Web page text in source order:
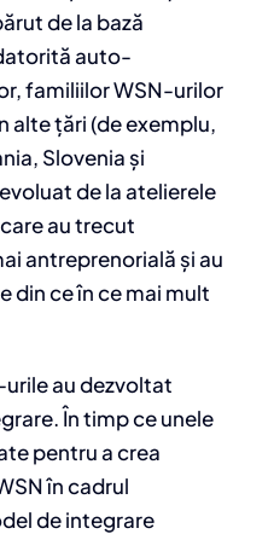
de la bază
auto-
familiilor WSN-urilor
alte țări (de exemplu,
Slovenia și
de la atelierele
au trecut
antreprenorială și au
din ce în ce mai mult
urile au dezvoltat
În timp ce unele
pentru a crea
în cadrul
de integrare